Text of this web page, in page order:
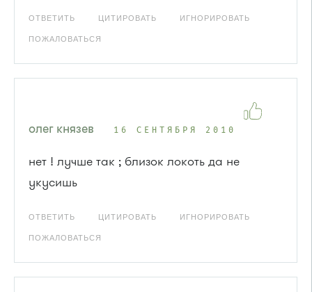
ОТВЕТИТЬ ЦИТИРОВАТЬ ИГНОРИРОВАТЬ
ПОЖАЛОВАТЬСЯ
олег князев 16 СЕНТЯБРЯ 2010
нет ! лучше так ; близок локоть да не
укусишь
ОТВЕТИТЬ ЦИТИРОВАТЬ ИГНОРИРОВАТЬ
ПОЖАЛОВАТЬСЯ